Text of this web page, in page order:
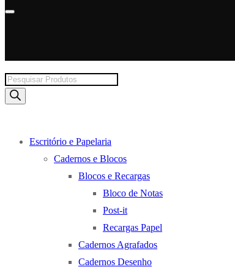
Products
search
Escritório e Papelaria
Cadernos e Blocos
Blocos e Recargas
Bloco de Notas
Post-it
Recargas Papel
Cadernos Agrafados
Cadernos Desenho